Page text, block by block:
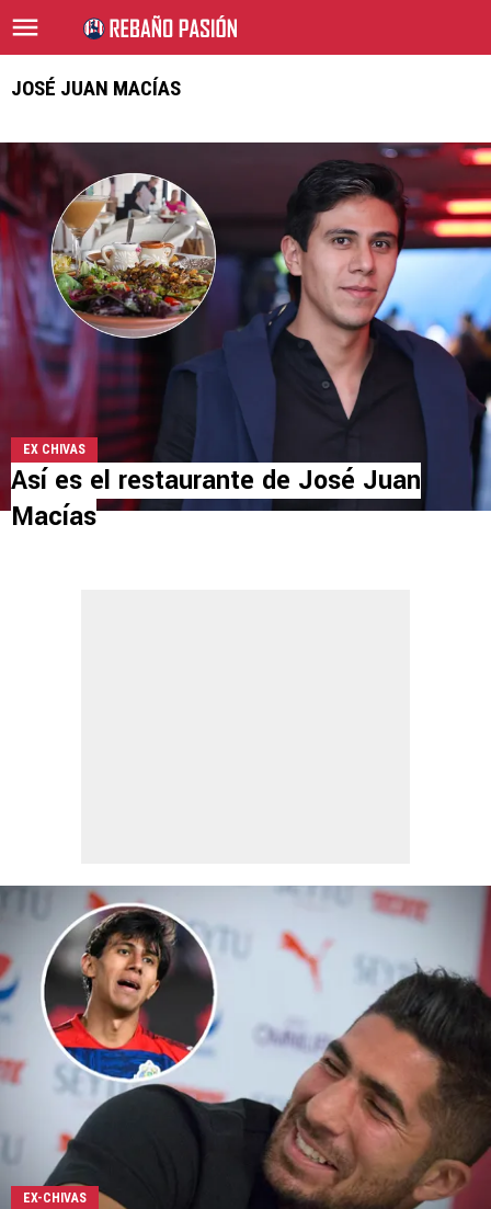
JOSÉ JUAN MACÍAS
EX CHIVAS
Así es el restaurante de José Juan
Macías
EX-CHIVAS